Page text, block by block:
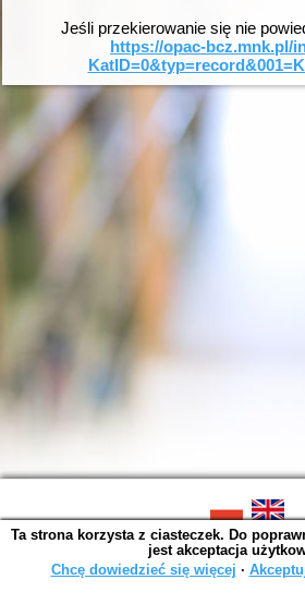
Jeśli przekierowanie się nie
https://opac-bcz.mnk.pl/
SOWA OPAC v. 6.11.10 (2026-
Wygenerowano w 0,0015
Ta strona korzysta z ciasteczek. Do
jest akceptacja
Chcę dowiedzieć się więcej ∙